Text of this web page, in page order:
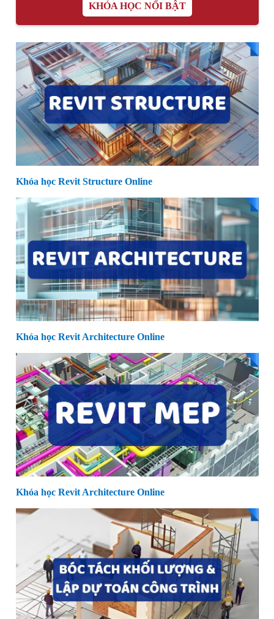
KHÓA HỌC NỔI BẬT
Khóa học Revit Structure Online
Khóa học Revit Architecture Online
Khóa học Revit Architecture Online